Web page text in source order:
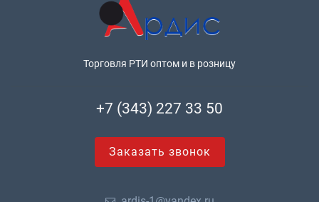
Торговля РТИ оптом и в розницу
+7 (343) 227 33 50
Заказать звонок